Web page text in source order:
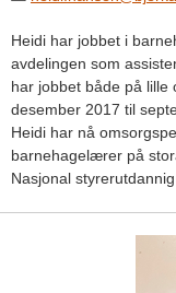
Heidi har jobbet i
avdelingen som
har jobbet både på lille
desember 2017 til
Heidi har nå
barnehagelærer på
Nasjonal